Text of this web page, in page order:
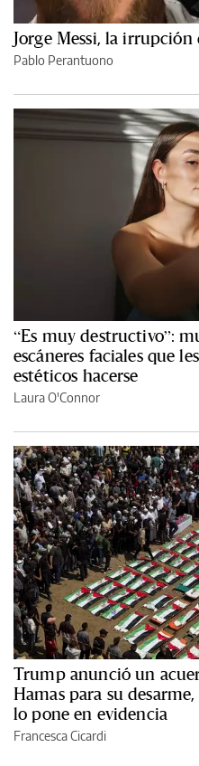
Jorge Messi, la irrupción
Pablo Perantuono
“Es muy destructivo”:
escáneres faciales que
estéticos hacerse
Laura O'Connor
Trump anunció un
Hamas para su
lo pone en evidencia
Francesca Cicardi